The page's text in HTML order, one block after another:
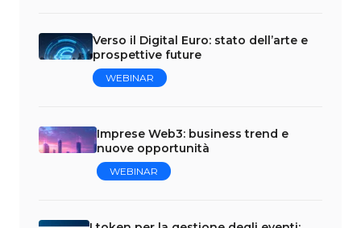
Verso il Digital Euro: stato dell’arte e
prospettive future
WEBINAR
Imprese Web3: business trend e
nuove opportunità
WEBINAR